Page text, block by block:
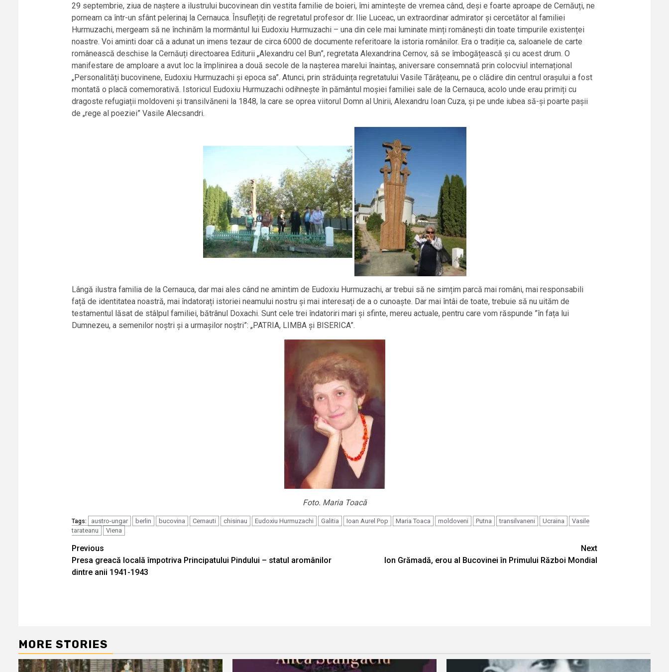
29 septembrie, ziua de naștere a ilustrului bucovinean din vestita familie de boieri, îmi amintește de vremea când, deși e foarte aproape de Cernăuți, ne
porneam ca într-un sfânt pelerinaj la Cernauca. Însuflețiți de regretatul profesor dr. Ilie Luceac, un extraordinar admirator și cercetător al familiei
Hurmuzachi, mergeam să ne închinăm la mormântul lui Eudoxiu Hurmuzachi – una din cele mai luminate minți românești din toate timpurile existenței
noastre. Voi aminti doar că a adunat un imens tezaur de circa 6000 de documente referitoare la istoria românilor. Era o tradiție ca, saloanele de carte
românească deschise la Cernăuți directoarea Editurii „Alexandru cel Bun”, regretata Alexandrina Cernov, să se îmbogățească și cu acest drum. O
manifestare de amploare a avut loc la împlinirea a două secole de la nașterea marelui înaintaș, aniversare consemnată prin colocviul internațional
„Personalități bucovinene, Eudoxiu Hurmuzachi și epoca sa”. Atunci, prin străduința regretatului Vasile Tărâțeanu, pe o clădire din centrul orașului a fost
montată o placă comemorativă. Istoricul Eudoxiu Hurmuzachi odihnește în pământul moșiei familiei sale de la Cernauca, acolo unde erau primiți cu
dragoste refugiații moldoveni și transilvăneni la 1848, la care se oprea viitorul Domn al Unirii, Alexandru Ioan Cuza, și pe unde iubea să-și poarte pașii
de „rege al poeziei” Vasile Alecsandri.
Lângă ilustra familia de la Cernauca, dar mai ales când ne amintim de Eudoxiu Hurmuzachi, ar trebui să ne simțim parcă mai români, mai responsabili
față de identitatea noastră, mai îndatorați istoriei neamului nostru și mai interesați de a o cunoaște. Dar mai întâi de toate, trebuie să nu uităm de
testamentul lăsat de stâlpul familiei, bătrânul Doxachi. Sunt cele trei îndatoriri mari și sfinte, mereu actuale, pentru care vom răspunde ”în fața lui
Dumnezeu, a semenilor noștri și a urmașilor noștri”: „PATRIA, LIMBA și BISERICA”.
Foto. Maria Toacă
Tags: austro-ungar berlin bucovina Cernauti chisinau Eudoxiu Hurmuzachi Galitia Ioan Aurel Pop Maria Toaca moldoveni Putna transilvaneni Ucraina
Vasile
tarateanu
Viena
Continue
Reading
Previous
Presa greacă locală împotriva Principatului Pindului – statul aromânilor
dintre anii 1941-1943
Next
Ion Grămadă, erou al Bucovinei în Primului Război Mondial
MORE STORIES